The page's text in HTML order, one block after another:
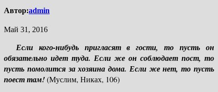
Автор:admin
Май 31, 2016
Если кого-нибудь пригласят в гости, то пусть он
обязательно идет туда. Если же он соблюдает пост, то
пусть помолится за хозяина дома. Если же нет, то пусть
поест там!(Муслим, Никах, 106)